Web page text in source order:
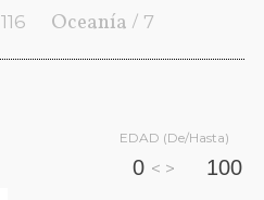
116 Oceanía / 7
EDAD (De/Hasta)
< >